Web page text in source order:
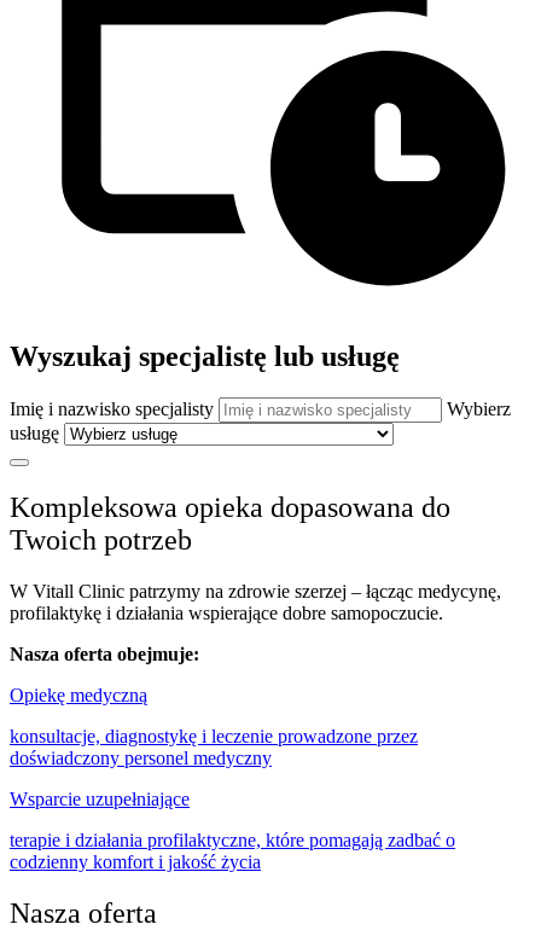
Wyszukaj specjalistę lub usługę
Imię i nazwisko specjalisty
Wybierz
usługę
Kompleksowa opieka dopasowana do
Twoich potrzeb
W Vitall Clinic patrzymy na zdrowie szerzej – łącząc medycynę,
profilaktykę i działania wspierające dobre samopoczucie.
Nasza oferta obejmuje:
Opiekę medyczną
konsultacje, diagnostykę i leczenie prowadzone przez
doświadczony personel medyczny
Wsparcie uzupełniające
terapie i działania profilaktyczne, które pomagają zadbać o
codzienny komfort i jakość życia
Nasza oferta